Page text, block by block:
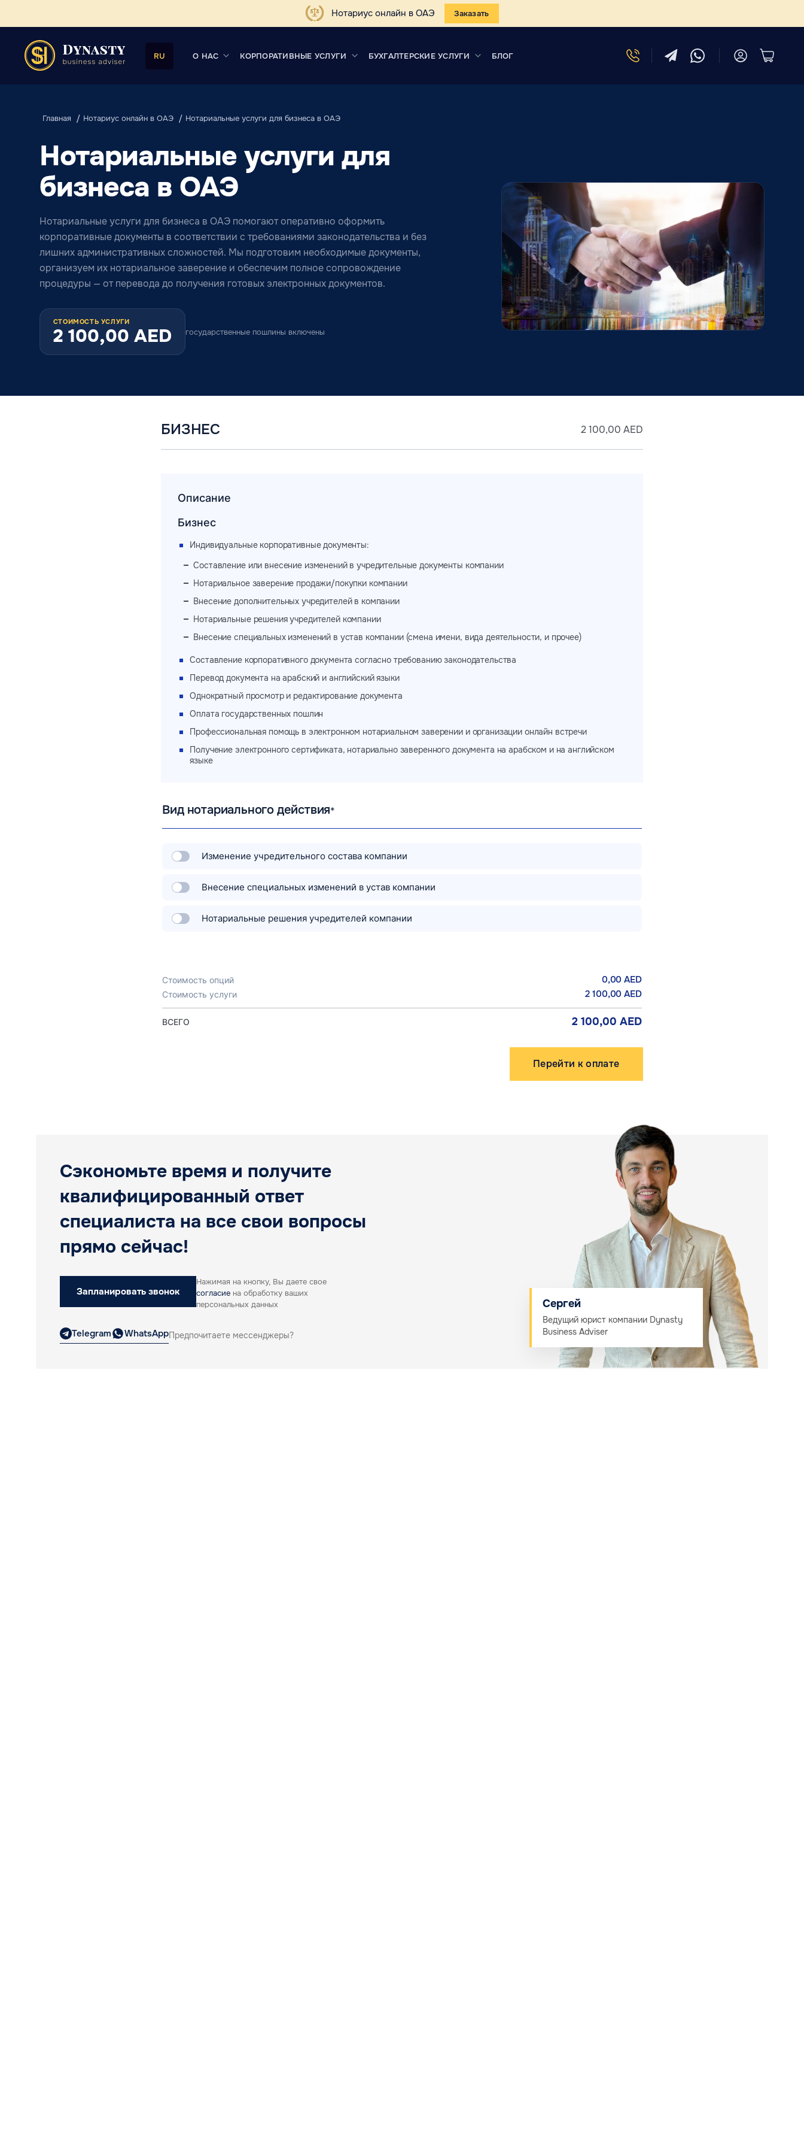
Нотариус онлайн в ОАЭ Заказать
RU О НАС КОРПОРАТИВНЫЕ УСЛУГИ БУХГАЛТЕРСКИЕ УСЛУГИ БЛОГ
Главная Нотариус онлайн в ОАЭ Нотариальные услуги для бизнеса в ОАЭ
Нотариальные услуги для
бизнеса в ОАЭ
Нотариальные услуги для бизнеса в ОАЭ помогают оперативно оформить
корпоративные документы в соответствии с требованиями законодательства и без
лишних административных сложностей. Мы подготовим необходимые документы,
организуем их нотариальное заверение и обеспечим полное сопровождение
процедуры — от перевода до получения готовых электронных документов.
СТОИМОСТЬ УСЛУГИ
2 100,00 AED государственные пошлины включены
БИЗНЕС 2 100,00 AED
Описание
Бизнес
Индивидуальные корпоративные документы:
Составление или внесение изменений в учредительные документы компании
Нотариальное заверение продажи/покупки компании
Внесение дополнительных учредителей в компании
Нотариальные решения учредителей компании
Внесение специальных изменений в устав компании (смена имени, вида деятельности, и прочее)
Составление корпоративного документа согласно требованию законодательства
Перевод документа на арабский и английский языки
Однократный просмотр и редактирование документа
Оплата государственных пошлин
Профессиональная помощь в электронном нотариальном заверении и организации онлайн встречи
Получение электронного сертификата, нотариально заверенного документа на арабском и на английском
языке
Вид нотариального действия*
Изменение учредительного состава компании
Внесение специальных изменений в устав компании
Нотариальные решения учредителей компании
Стоимость опций 0,00AED
Стоимость услуги 2 100,00AED
ВСЕГО 2 100,00 AED
Количество
товара
Перейти к оплате
Сэкономьте время и получите
квалифицированный ответ
специалиста на все свои вопросы
прямо сейчас!
Запланировать звонок
Нажимая на кнопку, Вы даете свое
согласие на обработку ваших
персональных данных
Telegram WhatsAppПредпочитаете мессенджеры?
Сергей
Ведущий юрист компании Dynasty
Business Adviser